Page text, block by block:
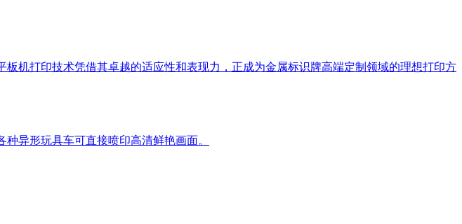
机打印技术凭借其卓越的适应性和表现力，正成为金属标识牌高端定制领域的理想打印方
异形玩具车可直接喷印高清鲜艳画面。